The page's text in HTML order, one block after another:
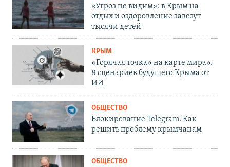
«Угроз не видим»: в Крым на
отдых и оздоровление завезут
тысячи детей
КРЫМ
«Горячая точка» на карте мира».
8 сценариев будущего Крыма от
ИИ
ОБЩЕСТВО
Блокирование Telegram. Как
решить проблему крымчанам
ОБЩЕСТВО